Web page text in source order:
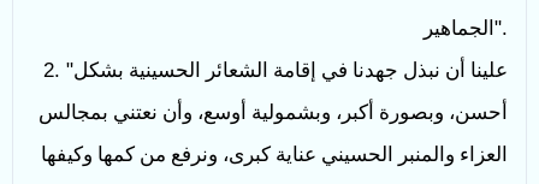
الجماهير".
2. "علينا أن نبذل جهدنا في إقامة الشعائر الحسينية بشكل
أحسن، وبصورة أكبر، وبشمولية أوسع، وأن نعتني بمجالس
العزاء والمنبر الحسيني عناية كبرى، ونرفع من كمها وكيفها